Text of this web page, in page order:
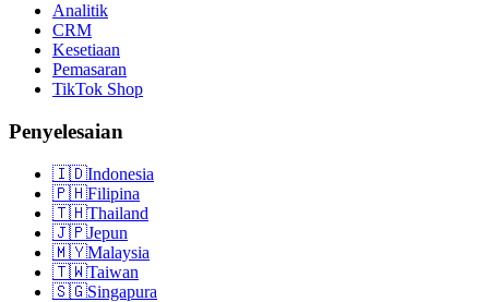
Analitik
CRM
Kesetiaan
Pemasaran
TikTok Shop
Penyelesaian
🇮🇩Indonesia
🇵🇭Filipina
🇹🇭Thailand
🇯🇵Jepun
🇲🇾Malaysia
🇹🇼Taiwan
🇸🇬Singapura